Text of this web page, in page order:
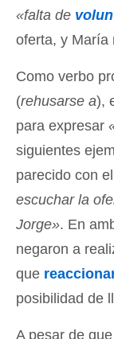
«falta de
oferta, y María
Como verbo
(rehusarse a),
para expresar
siguientes
parecido con
escuchar la
Jorge». En
negaron a
que
posibilidad de
A pesar de